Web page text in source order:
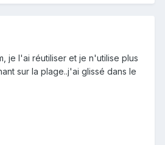
je l'ai réutiliser et je n'utilise plus
sur la plage..j'ai glissé dans le